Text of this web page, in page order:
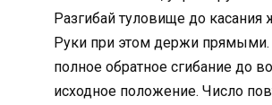
Разгибай туловище до касания
Руки при этом держи
полное обратное сгибание до
исходное положение. Число